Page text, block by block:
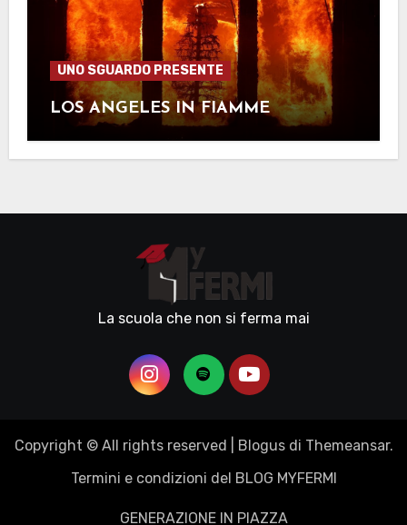
UNO SGUARDO PRESENTE
LOS ANGELES IN FIAMME
La scuola che non si ferma mai
Copyright © All rights reserved Blogusdi Themeansar.
Termini e condizioni del BLOG MYFERMI
GENERAZIONE IN PIAZZA